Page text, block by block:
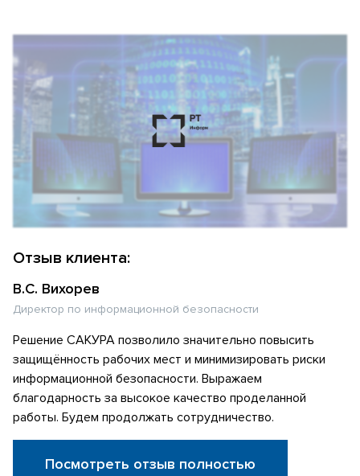
Отзыв клиента:
В.С. Вихорев
Директор по информационной безопасности
Решение САКУРА позволило значительно повысить
защищённость рабочих мест и минимизировать риски
информационной безопасности. Выражаем
благодарность за высокое качество проделанной
работы. Будем продолжать сотрудничество.
Посмотреть отзыв полностью